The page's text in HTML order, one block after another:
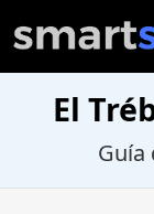
El
Guía